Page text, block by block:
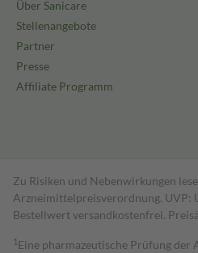
Über Sanicare
Stellenangebote
Partner
Presse
Affiliate Programm
Zu Risiken und Nebenwirkungen
Arzneimittelpreisverordnung. UVP:
Bestell­wert versand­kosten­frei.
1 Eine pharmazeutische Prüfung